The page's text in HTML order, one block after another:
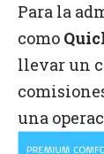
Para la
como
llevar un
una